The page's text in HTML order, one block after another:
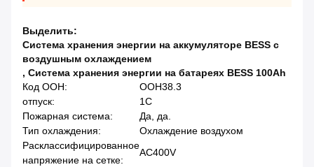
Выделить:
Система хранения энергии на аккумуляторе BESS с
воздушным охлаждением
, Система хранения энергии на батареях BESS 100Ah
Код ООН:
ООН38.3
отпуск:
1С
Пожарная система:
Да, да.
Тип охлаждения:
Охлаждение воздухом
Расклассифицированное
напряжение на сетке:
AC400V